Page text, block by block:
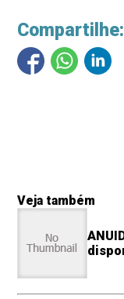
Compartilhe:
Veja também